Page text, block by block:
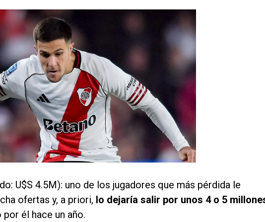
U$S 4.5M): uno de los jugadores que más pérdida le
ofertas y, a priori, lo dejaría salir por unos 4 o 5
él hace un año.